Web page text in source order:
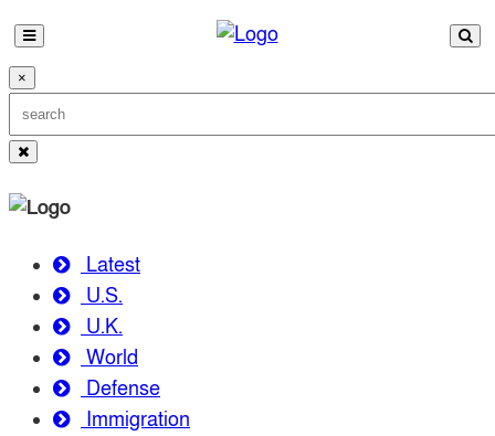
×
Latest
U.S.
U.K.
World
Defense
Immigration